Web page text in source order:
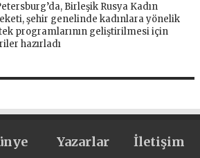
Birleşik Rusya Kadın
şehir genelinde kadınlara yönelik
programlarının geliştirilmesi için
hazırladı
Yazarlar İletişim